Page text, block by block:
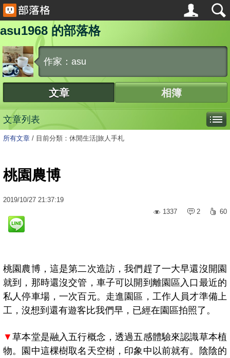
asu1968 的部落格
作家：asu
文章 相簿
文章列表
所有文章 / 目前分類：休閒生活|旅人手札
桃園農博
2019/10/27 21:37:19
1337
2 60
桃園農博，這是第二次造訪，我們趕了一大早還沒開園
就到，那時還沒交管，車子可以開到離園區入口最近的
私人停車場，一次百元。走進園區，工作人員才準備上
工，沒想到還有遊客比我們早，已經在園區拍照了。
▼草本堂是融入五行概念，透過五感體驗來認識草本植
物。園中這棵樹取名天空樹， 印象中以前就有。陰陰的